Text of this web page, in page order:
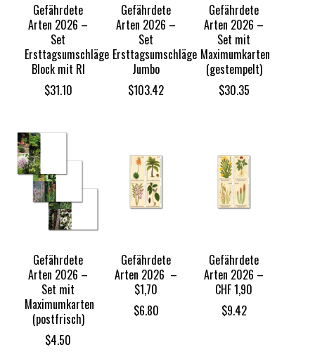
Gefährdete
Arten 2026 –
Set
Ersttagsumschläge
Block mit RI
$31.10
Gefährdete
Arten 2026 –
Set
Ersttagsumschläge
Jumbo
$103.42
Gefährdete
Arten 2026 –
Set mit
Maximumkarten
(gestempelt)
$30.35
Gefährdete
Arten 2026 –
Set mit
Maximumkarten
(postfrisch)
$4.50
Gefährdete
Arten 2026 –
$1,70
$6.80
Gefährdete
Arten 2026 –
CHF 1,90
$9.42